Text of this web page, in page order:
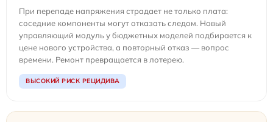
При перепаде напряжения страдает не только плата:
соседние компоненты могут отказать следом. Новый
управляющий модуль у бюджетных моделей подбирается к
цене нового устройства, а повторный отказ — вопрос
времени. Ремонт превращается в лотерею.
ВЫСОКИЙ РИСК РЕЦИДИВА